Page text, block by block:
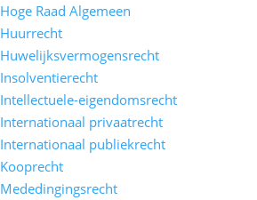
Hoge Raad Algemeen
Huurrecht
Huwelijksvermogensrecht
Insolventierecht
Intellectuele-eigendomsrecht
Internationaal privaatrecht
Internationaal publiekrecht
Kooprecht
Mededingingsrecht